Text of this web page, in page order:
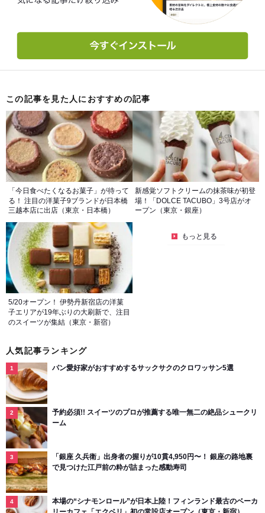
この記事を見た人におすすめの記事
「今日食べたくなるお菓子」が待って
る！ 注目の洋菓子9ブランドが日本橋
三越本店に出店（東京・日本橋）
新感覚ソフトクリームの抹茶味が初登
場！「DOLCE TACUBO」3号店がオ
ープン（東京・銀座）
5/20オープン！ 伊勢丹新宿店の洋菓
子エリアが19年ぶりの大刷新で、注目
のスイーツが集結（東京・新宿）
もっと見る
人気記事ランキング
パン愛好家がおすすめするサックサクのクロワッサン5選
予約必須!! スイーツのプロが推薦する唯一無二の絶品シュークリ
ーム
「銀座 久兵衛」出身者の握りが10貫4,950円〜！ 銀座の路地裏
で見つけた江戸前の粋が詰まった感動寿司
本場の“シナモンロール”が日本上陸！フィンランド最古のベーカ